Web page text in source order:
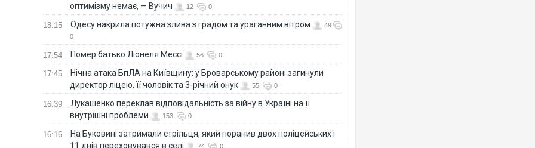
оптимізму немає, — Вучич
12 0
18:15 Одесу накрила потужна злива з градом та ураганним вітром
49
0
17:54 Помер батько Ліонеля Мессі 56 0
17:45
Нічна атака БпЛА на Київщину: у Броварському районі загинули
директор ліцею, її чоловік та 3-річний онук
55 0
16:39
Лукашенко переклав відповідальність за війну в Україні на її
внутрішні проблеми
153 0
16:16
На Буковині затримали стрільця, який поранив двох поліцейських і
11 днів переховувався в селі
74 0